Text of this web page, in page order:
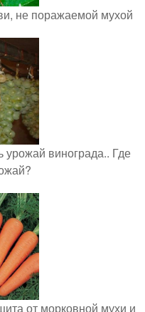
не поражаемой мухой
урожай винограда.. Где
от морковной мухи и